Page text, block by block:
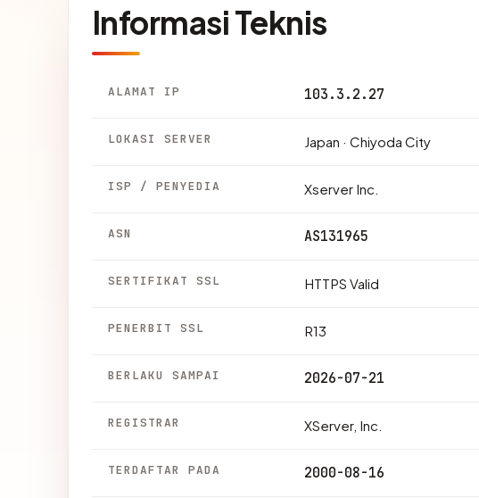
Informasi Teknis
ALAMAT IP 103.3.2.27
LOKASI SERVER Japan · Chiyoda City
ISP / PENYEDIA Xserver Inc.
ASN AS131965
SERTIFIKAT SSL HTTPS Valid
PENERBIT SSL R13
BERLAKU SAMPAI 2026-07-21
REGISTRAR XServer, Inc.
TERDAFTAR PADA 2000-08-16